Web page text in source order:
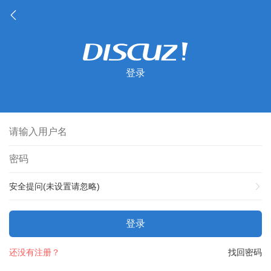
登录
安全提问(未设置请忽略)
登录
找回密码
还没有注册？